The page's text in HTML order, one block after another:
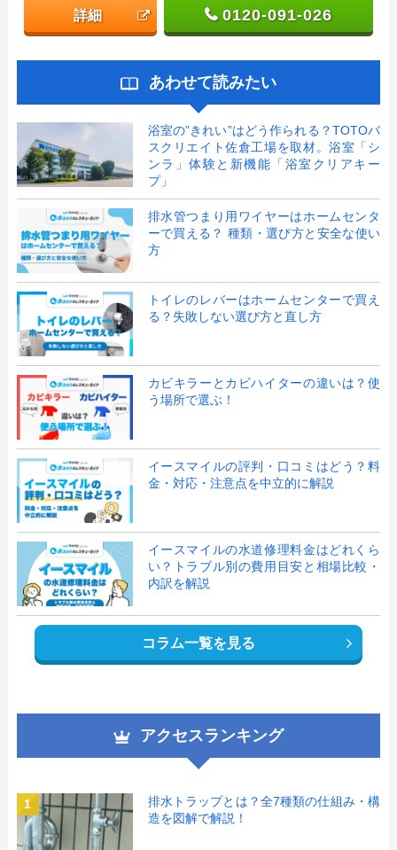
詳細 0120-091-026
あわせて読みたい
浴室の”きれい”はどう作られる？TOTOバ
スクリエイト佐倉工場を取材。浴室「シ
ンラ」体験と新機能「浴室クリアキー
プ」
排水管つまり用ワイヤーはホームセンタ
ーで買える？ 種類・選び方と安全な使い
方
トイレのレバーはホームセンターで買え
る？失敗しない選び方と直し方
カビキラーとカビハイターの違いは？使
う場所で選ぶ！
イースマイルの評判・口コミはどう？料
金・対応・注意点を中立的に解説
イースマイルの水道修理料金はどれくら
い？トラブル別の費用目安と相場比較・
内訳を解説
コラム一覧を見る
アクセスランキング
1
排水トラップとは？全7種類の仕組み・構
造を図解で解説！